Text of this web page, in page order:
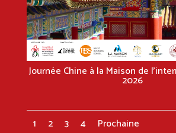
Journée Chine à la Maison de
2026
1 2 3 4 Prochaine